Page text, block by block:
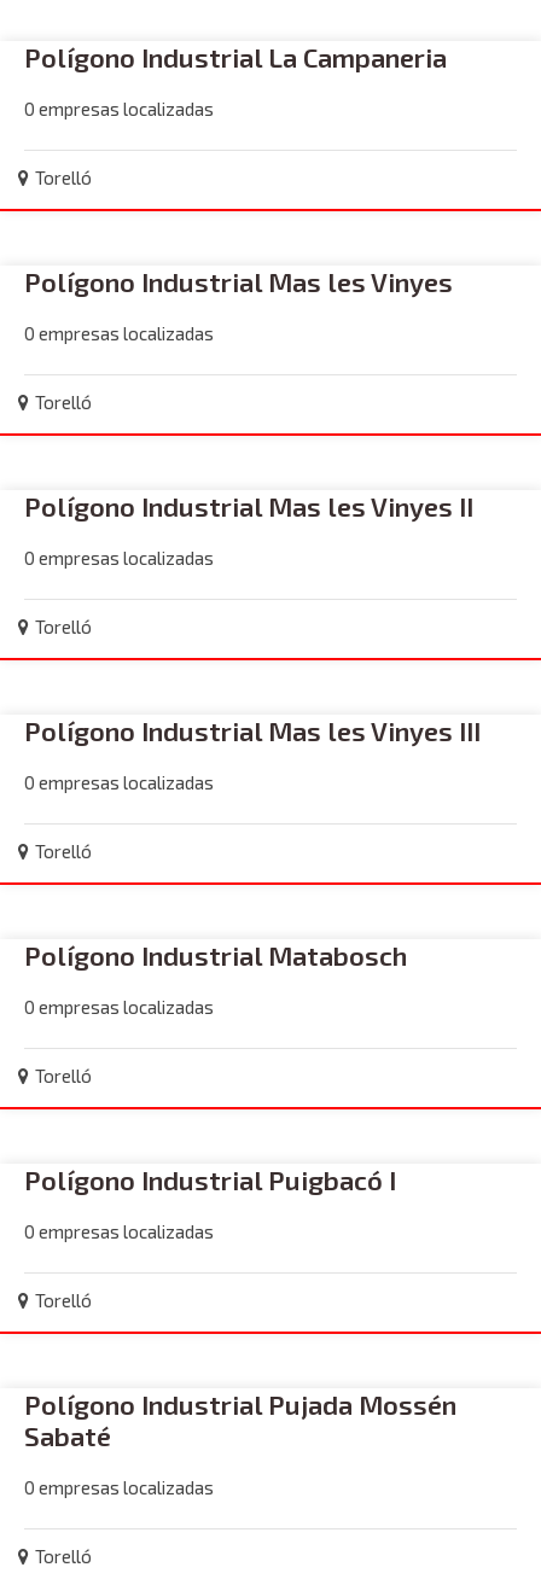
Polígono Industrial La Campaneria
0 empresas localizadas
Torelló
Polígono Industrial Mas les Vinyes
0 empresas localizadas
Torelló
Polígono Industrial Mas les Vinyes II
0 empresas localizadas
Torelló
Polígono Industrial Mas les Vinyes III
0 empresas localizadas
Torelló
Polígono Industrial Matabosch
0 empresas localizadas
Torelló
Polígono Industrial Puigbacó I
0 empresas localizadas
Torelló
Polígono Industrial Pujada Mossén
Sabaté
0 empresas localizadas
Torelló